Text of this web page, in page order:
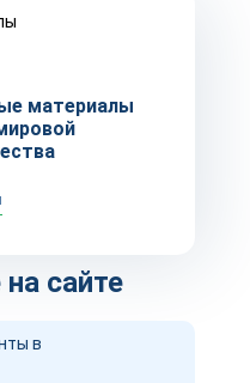
материалы
сайте
в